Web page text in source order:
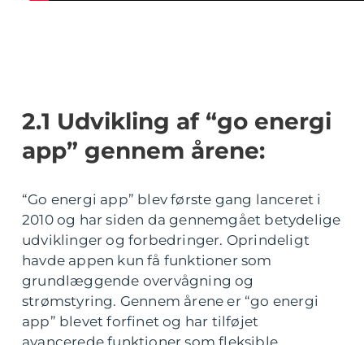
2.1 Udvikling af “go energi
app” gennem årene:
“Go energi app” blev første gang lanceret i
2010 og har siden da gennemgået betydelige
udviklinger og forbedringer. Oprindeligt
havde appen kun få funktioner som
grundlæggende overvågning og
strømstyring. Gennem årene er “go energi
app” blevet forfinet og har tilføjet
avancerede funktioner som fleksible